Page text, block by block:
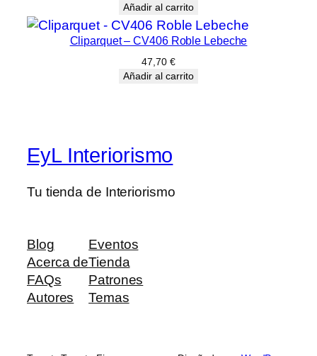
r
n
t
d
d
Añadir al carrito
Cliparquet – CV406 Roble Lebeche
47,70 €
Añadir al carrito
EyL Interiorismo
Tu tienda de Interiorismo
Blog
Acerca de
FAQs
Autores
Eventos
Tienda
Patrones
Temas